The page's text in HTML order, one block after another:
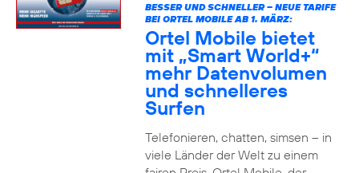
BESSER UND SCHNELLER – NEUE TARIFE
BEI ORTEL MOBILE AB 1. MÄRZ:
Ortel Mobile bietet
mit „Smart World+“
mehr Datenvolumen
und schnelleres
Surfen
Telefonieren, chatten, simsen – in
viele Länder der Welt zu einem